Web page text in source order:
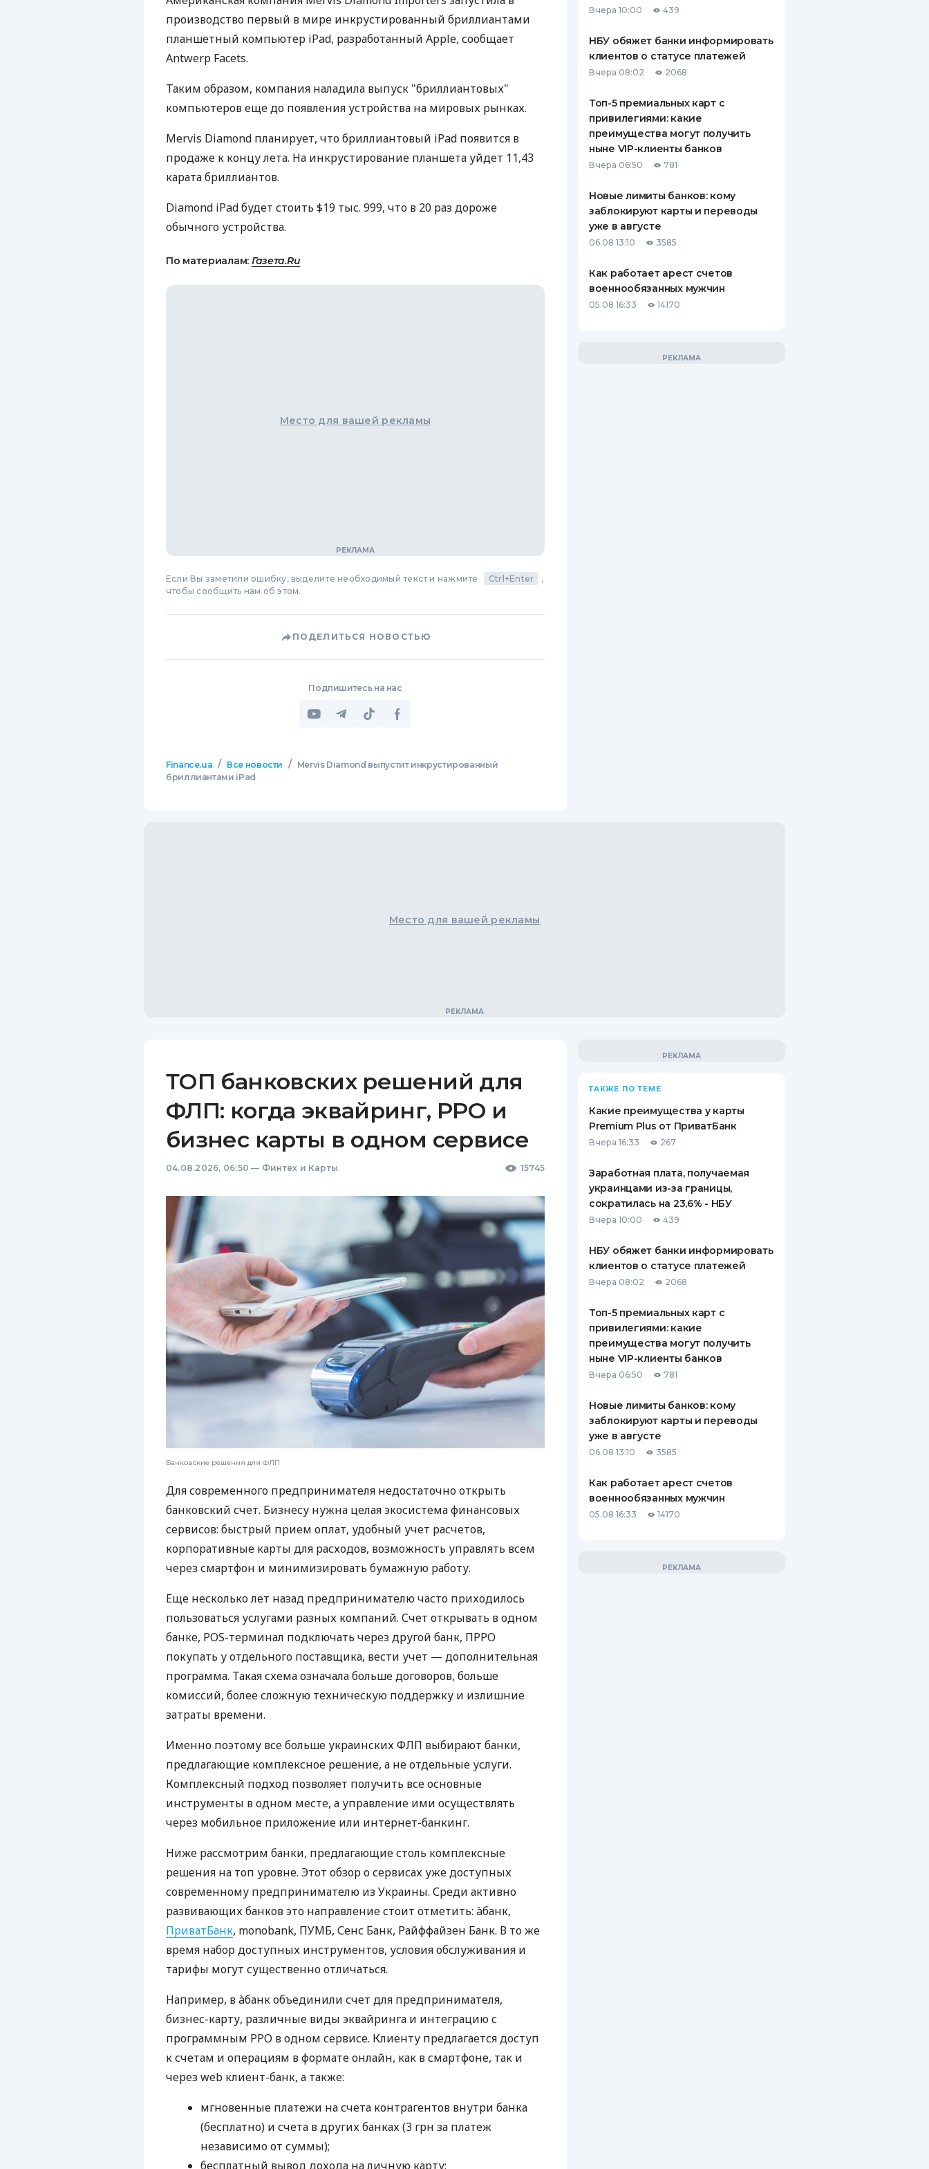
ЕЖЕМЕСЯЧНЫЙ ОБЗОР
КЕШБЭКА
СТРАХОВАНИЮ
ВСЕ СТРАХОВЫЕ ПОЛИСЫ
ОТЗЫВЫ О СТРАХОВЫХ
КОМПАНИЯХ
производство первый в мире инкрустированный бриллиантами
планшетный компьютер iPad, разработанный Apple, сообщает
Antwerp Facets.
Таким образом, компания наладила выпуск "бриллиантовых"
компьютеров еще до появления устройства на мировых рынках.
Mervis Diamond планирует, что бриллиантовый iPad появится в
продаже к концу лета. На инкрустирование планшета уйдет 11,43
карата бриллиантов.
Diamond iPad будет стоить $19 тыс. 999, что в 20 раз дороже
обычного устройства.
По материалам: Газета.Ru
Место для вашей рекламы
Если Вы заметили ошибку, выделите необходимый текст и нажмите Ctrl+Enter
,
чтобы сообщить нам об этом.
ПОДЕЛИТЬСЯ НОВОСТЬЮ
Подпишитесь на нас
Finance.ua / Все новости /
Mervis Diamond выпустит инкрустированный
бриллиантами iPad
Вчера 10:00 439
НБУ обяжет банки информировать
клиентов о статусе платежей
Вчера 08:02 2068
Топ-5 премиальных карт с
привилегиями: какие
преимущества могут получить
ныне VIP-клиенты банков
Вчера 06:50 781
Новые лимиты банков: кому
заблокируют карты и переводы
уже в августе
06.08 13:10 3585
Как работает арест счетов
военнообязанных мужчин
05.08 16:33 14170
Место для вашей рекламы
ТОП банковских решений для
ФЛП: когда эквайринг, РРО и
бизнес карты в одном сервисе
04.08.2026, 06:50 — Финтех и Карты 15745
Банковские решения для ФЛП
Для современного предпринимателя недостаточно открыть
банковский счет. Бизнесу нужна целая экосистема финансовых
сервисов: быстрый прием оплат, удобный учет расчетов,
корпоративные карты для расходов, возможность управлять всем
через смартфон и минимизировать бумажную работу.
Еще несколько лет назад предпринимателю часто приходилось
пользоваться услугами разных компаний. Счет открывать в одном
банке, POS-терминал подключать через другой банк, ПРРО
покупать у отдельного поставщика, вести учет — дополнительная
программа. Такая схема означала больше договоров, больше
комиссий, более сложную техническую поддержку и излишние
затраты времени.
Именно поэтому все больше украинских ФЛП выбирают банки,
предлагающие комплексное решение, а не отдельные услуги.
Комплексный подход позволяет получить все основные
инструменты в одном месте, а управление ими осуществлять
через мобильное приложение или интернет-банкинг.
Ниже рассмотрим банки, предлагающие столь комплексные
решения на топ уровне. Этот обзор о сервисах уже доступных
современному предпринимателю из Украины. Среди активно
развивающих банков это направление стоит отметить: àбанк,
ПриватБанк, monobank, ПУМБ, Сенс Банк, Райффайзен Банк. В то же
время набор доступных инструментов, условия обслуживания и
тарифы могут существенно отличаться.
Например, в àбанк объединили счет для предпринимателя,
бизнес-карту, различные виды эквайринга и интеграцию с
программным РРО в одном сервисе. Клиенту предлагается доступ
к счетам и операциям в формате онлайн, как в смартфоне, так и
через web клиент-банк, а также:
мгновенные платежи на счета контрагентов внутри банка
(бесплатно) и счета в других банках (3 грн за платеж
независимо от суммы);
бесплатный вывод дохода на личную карту;
ТАКЖЕ ПО ТЕМЕ
Какие преимущества у карты
Premium Plus от ПриватБанк
Вчера 16:33 267
Заработная плата, получаемая
украинцами из-за границы,
сократилась на 23,6% - НБУ
Вчера 10:00 439
НБУ обяжет банки информировать
клиентов о статусе платежей
Вчера 08:02 2068
Топ-5 премиальных карт с
привилегиями: какие
преимущества могут получить
ныне VIP-клиенты банков
Вчера 06:50 781
Новые лимиты банков: кому
заблокируют карты и переводы
уже в августе
06.08 13:10 3585
Как работает арест счетов
военнообязанных мужчин
05.08 16:33 14170